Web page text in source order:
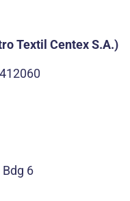
Textil Centex S.A.)
6